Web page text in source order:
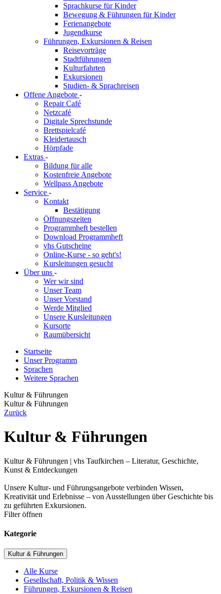
Sprachkurse für Kinder
Bewegung & Führungen für Kinder
Ferienangebote
Jugendkurse
Führungen, Exkursionen & Reisen
Reisevorträge
Stadtführungen
Kulturfahrten
Exkursionen
Studien- & Sprachreisen
Offene Angebote -
Repair Café
Netzcafé
Digitale Sprechstunde
Brettspielcafé
Kleidertausch
Hörpfade
Extras -
Bildung für alle
Kostenfreie Angebote
Wellpass Angebote
Service -
Kontakt
Bestätigung
Öffnungszeiten
Programmheft bestellen
Download Programmheft
vhs Gutscheine
Online-Kurse - so geht's!
Kursleitungen gesucht
Über uns -
Wer wir sind
Unser Team
Unser Vorstand
Werde Mitglied
Unsere Kursleitungen
Kursorte
Raumübersicht
Startseite
Unser Programm
Sprachen
Weitere Sprachen
Kultur & Führungen
Kultur & Führungen
Zurück
Kultur & Führungen
Kultur & Führungen | vhs Taufkirchen – Literatur, Geschichte,
Kunst & Entdeckungen
Unsere Kultur- und Führungsangebote verbinden Wissen,
Kreativität und Erlebnisse – von Ausstellungen über Geschichte bis
zu geführten Exkursionen.
Filter öffnen
Kategorie
Kultur & Führungen
Alle Kurse
Gesellschaft, Politik & Wissen
Führungen, Exkursionen & Reisen